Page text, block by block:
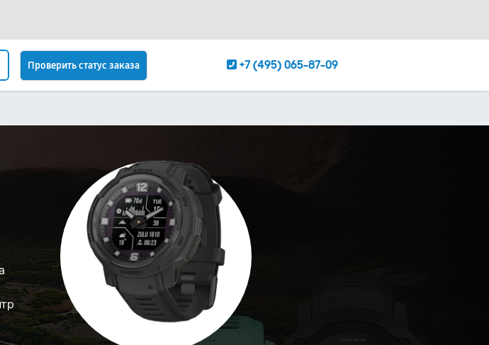
Проверить статус заказа +7 (495) 065-87-09